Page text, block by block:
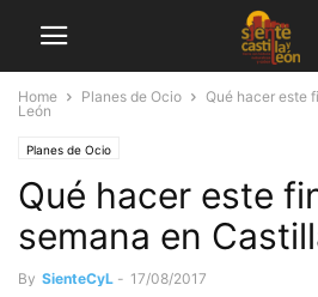
Home Planes de Ocio
Qué hacer este
León
Planes de Ocio
Qué hacer este
semana en
By SienteCyL - 17/08/2017